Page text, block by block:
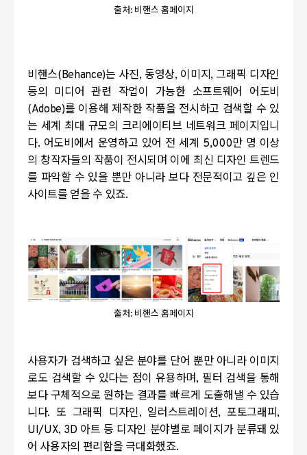
출처: 비핸스 홈페이지
비핸스(Behance)는 사진, 동영상, 이미지, 그래픽 디자인
등의 미디어 관련 작업이 가능한 소프트웨어 어도비
(Adobe)를 이용해 제작한 작품을 전시하고 검색할 수 있
는 세계 최대 규모의 크리에이티브 네트워크 페이지입니
다. 어도비에서 운영하고 있어 전 세계 5,000만 명 이상
의 창작자들의 작품이 전시되며 이에 최신 디자인 트렌드
를 파악할 수 있을 뿐만 아니라 보다 전문적이고 깊은 인
사이트를 얻을 수 있죠.
출처: 비핸스 홈페이지
사용자가 검색하고 싶은 분야를 단어 뿐만 아니라 이미지
로도 검색할 수 있다는 점이 유용하며 , 필터 검색을 통해
보다 구체적으로 원하는 결과를 빠르게 도출해낼 수 있습
니다. 또 그래픽 디자인, 일러스트레이션, 포토그래피 ,
UI/UX, 3D 아트 등 디자인 분야별로 페이지가 분류돼 있
어 사용자의 편리함을 극대화했죠.